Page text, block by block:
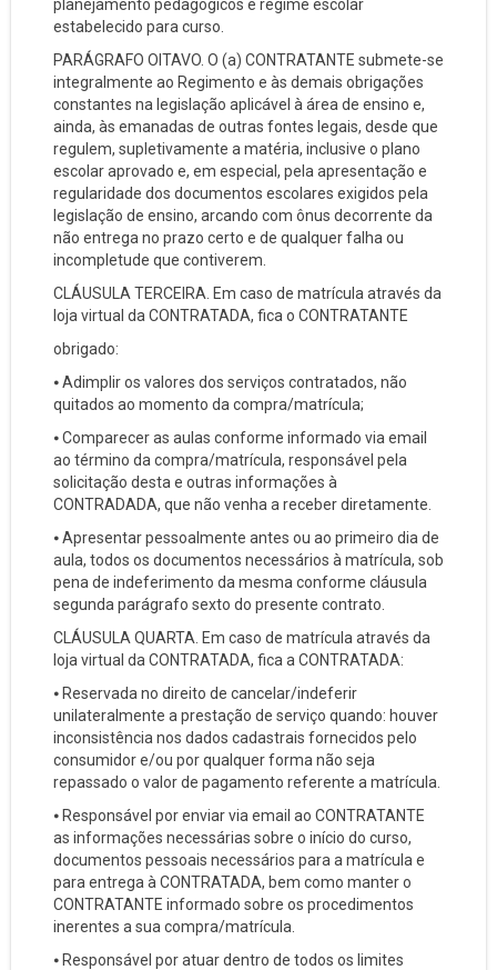
planejamento pedagógicos e regime escolar
estabelecido para curso.
PARÁGRAFO OITAVO. O (a) CONTRATANTE submete-se
integralmente ao Regimento e às demais obrigações
constantes na legislação aplicável à área de ensino e,
ainda, às emanadas de outras fontes legais, desde que
regulem, supletivamente a matéria, inclusive o plano
escolar aprovado e, em especial, pela apresentação e
regularidade dos documentos escolares exigidos pela
legislação de ensino, arcando com ônus decorrente da
não entrega no prazo certo e de qualquer falha ou
incompletude que contiverem.
CLÁUSULA TERCEIRA. Em caso de matrícula através da
loja virtual da CONTRATADA, fica o CONTRATANTE
obrigado:
⦁ Adimplir os valores dos serviços contratados, não
quitados ao momento da compra/matrícula;
⦁ Comparecer as aulas conforme informado via email
ao término da compra/matrícula, responsável pela
solicitação desta e outras informações à
CONTRADADA, que não venha a receber diretamente.
⦁ Apresentar pessoalmente antes ou ao primeiro dia de
aula, todos os documentos necessários à matrícula, sob
pena de indeferimento da mesma conforme cláusula
segunda parágrafo sexto do presente contrato.
CLÁUSULA QUARTA. Em caso de matrícula através da
loja virtual da CONTRATADA, fica a CONTRATADA:
⦁ Reservada no direito de cancelar/indeferir
unilateralmente a prestação de serviço quando: houver
inconsistência nos dados cadastrais fornecidos pelo
consumidor e/ou por qualquer forma não seja
repassado o valor de pagamento referente a matrícula.
⦁ Responsável por enviar via email ao CONTRATANTE
as informações necessárias sobre o início do curso,
documentos pessoais necessários para a matrícula e
para entrega à CONTRATADA, bem como manter o
CONTRATANTE informado sobre os procedimentos
inerentes a sua compra/matrícula.
⦁ Responsável por atuar dentro de todos os limites